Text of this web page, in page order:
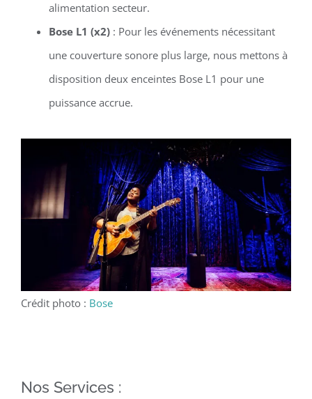
alimentation secteur.
Bose L1 (x2): Pour les événements nécessitant
une couverture sonore plus large, nous mettons à
disposition deux enceintes Bose L1 pour une
puissance accrue.
Crédit photo : Bose
Nos Services :